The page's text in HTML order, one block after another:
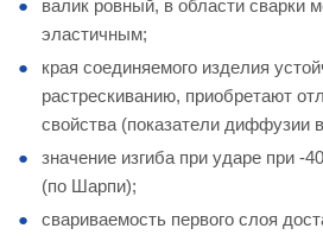
валик ровный, в области сварки
эластичным;
края соединяемого изделия
растрескиванию, приобретают
свойства (показатели диффузии
значение изгиба при ударе при -
(по Шарпи);
свариваемость первого слоя